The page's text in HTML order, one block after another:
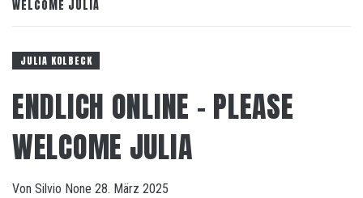
WELCOME JULIA
JULIA KOLBECK
ENDLICH ONLINE – PLEASE
WELCOME JULIA
Von Silvio None 28. März 2025